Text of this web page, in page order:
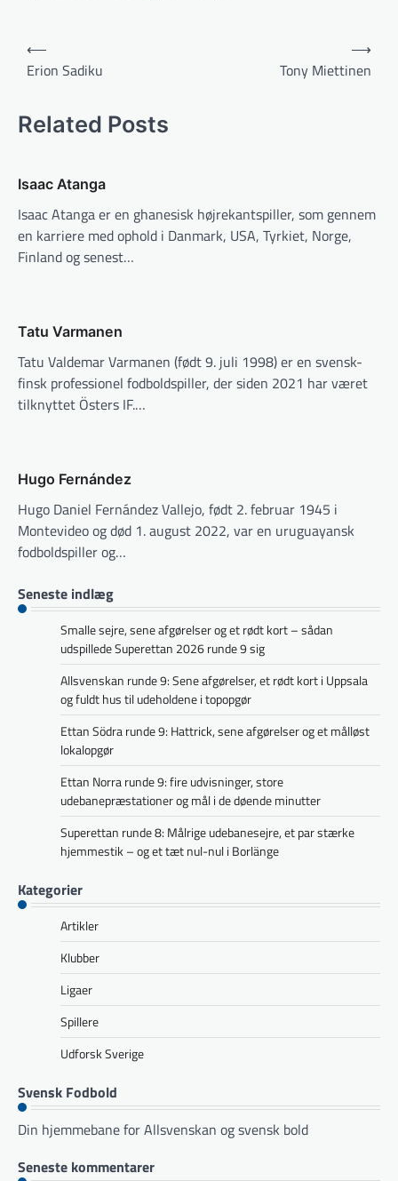
Indlægsnavigation
⟵
Erion Sadiku
Tony Miettinen
⟶
Related Posts
Isaac Atanga
Isaac Atanga er en ghanesisk højre­kantspiller, som gennem
en karriere med ophold i Danmark, USA, Tyrkiet, Norge,
Finland og senest…
Tatu Varmanen
Tatu Valdemar Varmanen (født 9. juli 1998) er en svensk-
finsk professionel fodboldspiller, der siden 2021 har været
tilknyttet Östers IF.…
Hugo Fernández
Hugo Daniel Fernández Vallejo, født 2. februar 1945 i
Montevideo og død 1. august 2022, var en uruguayansk
fodboldspiller og…
Seneste indlæg
Smalle sejre, sene afgørelser og et rødt kort – sådan
udspillede Superettan 2026 runde 9 sig
Allsvenskan runde 9: Sene afgørelser, et rødt kort i Uppsala
og fuldt hus til udeholdene i topopgør
Ettan Södra runde 9: Hattrick, sene afgørelser og et målløst
lokalopgør
Ettan Norra runde 9: fire udvisninger, store
udebanepræstationer og mål i de døende minutter
Superettan runde 8: Målrige udebanesejre, et par stærke
hjemmestik – og et tæt nul-nul i Borlänge
Kategorier
Artikler
Klubber
Ligaer
Spillere
Udforsk Sverige
Svensk Fodbold
Din hjemmebane for Allsvenskan og svensk bold
Seneste kommentarer